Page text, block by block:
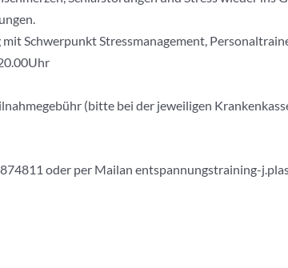
Schwerpunkt Stressmanagement,
(bitte bei der jeweiligen
oder per Mailan entspannungstraining-